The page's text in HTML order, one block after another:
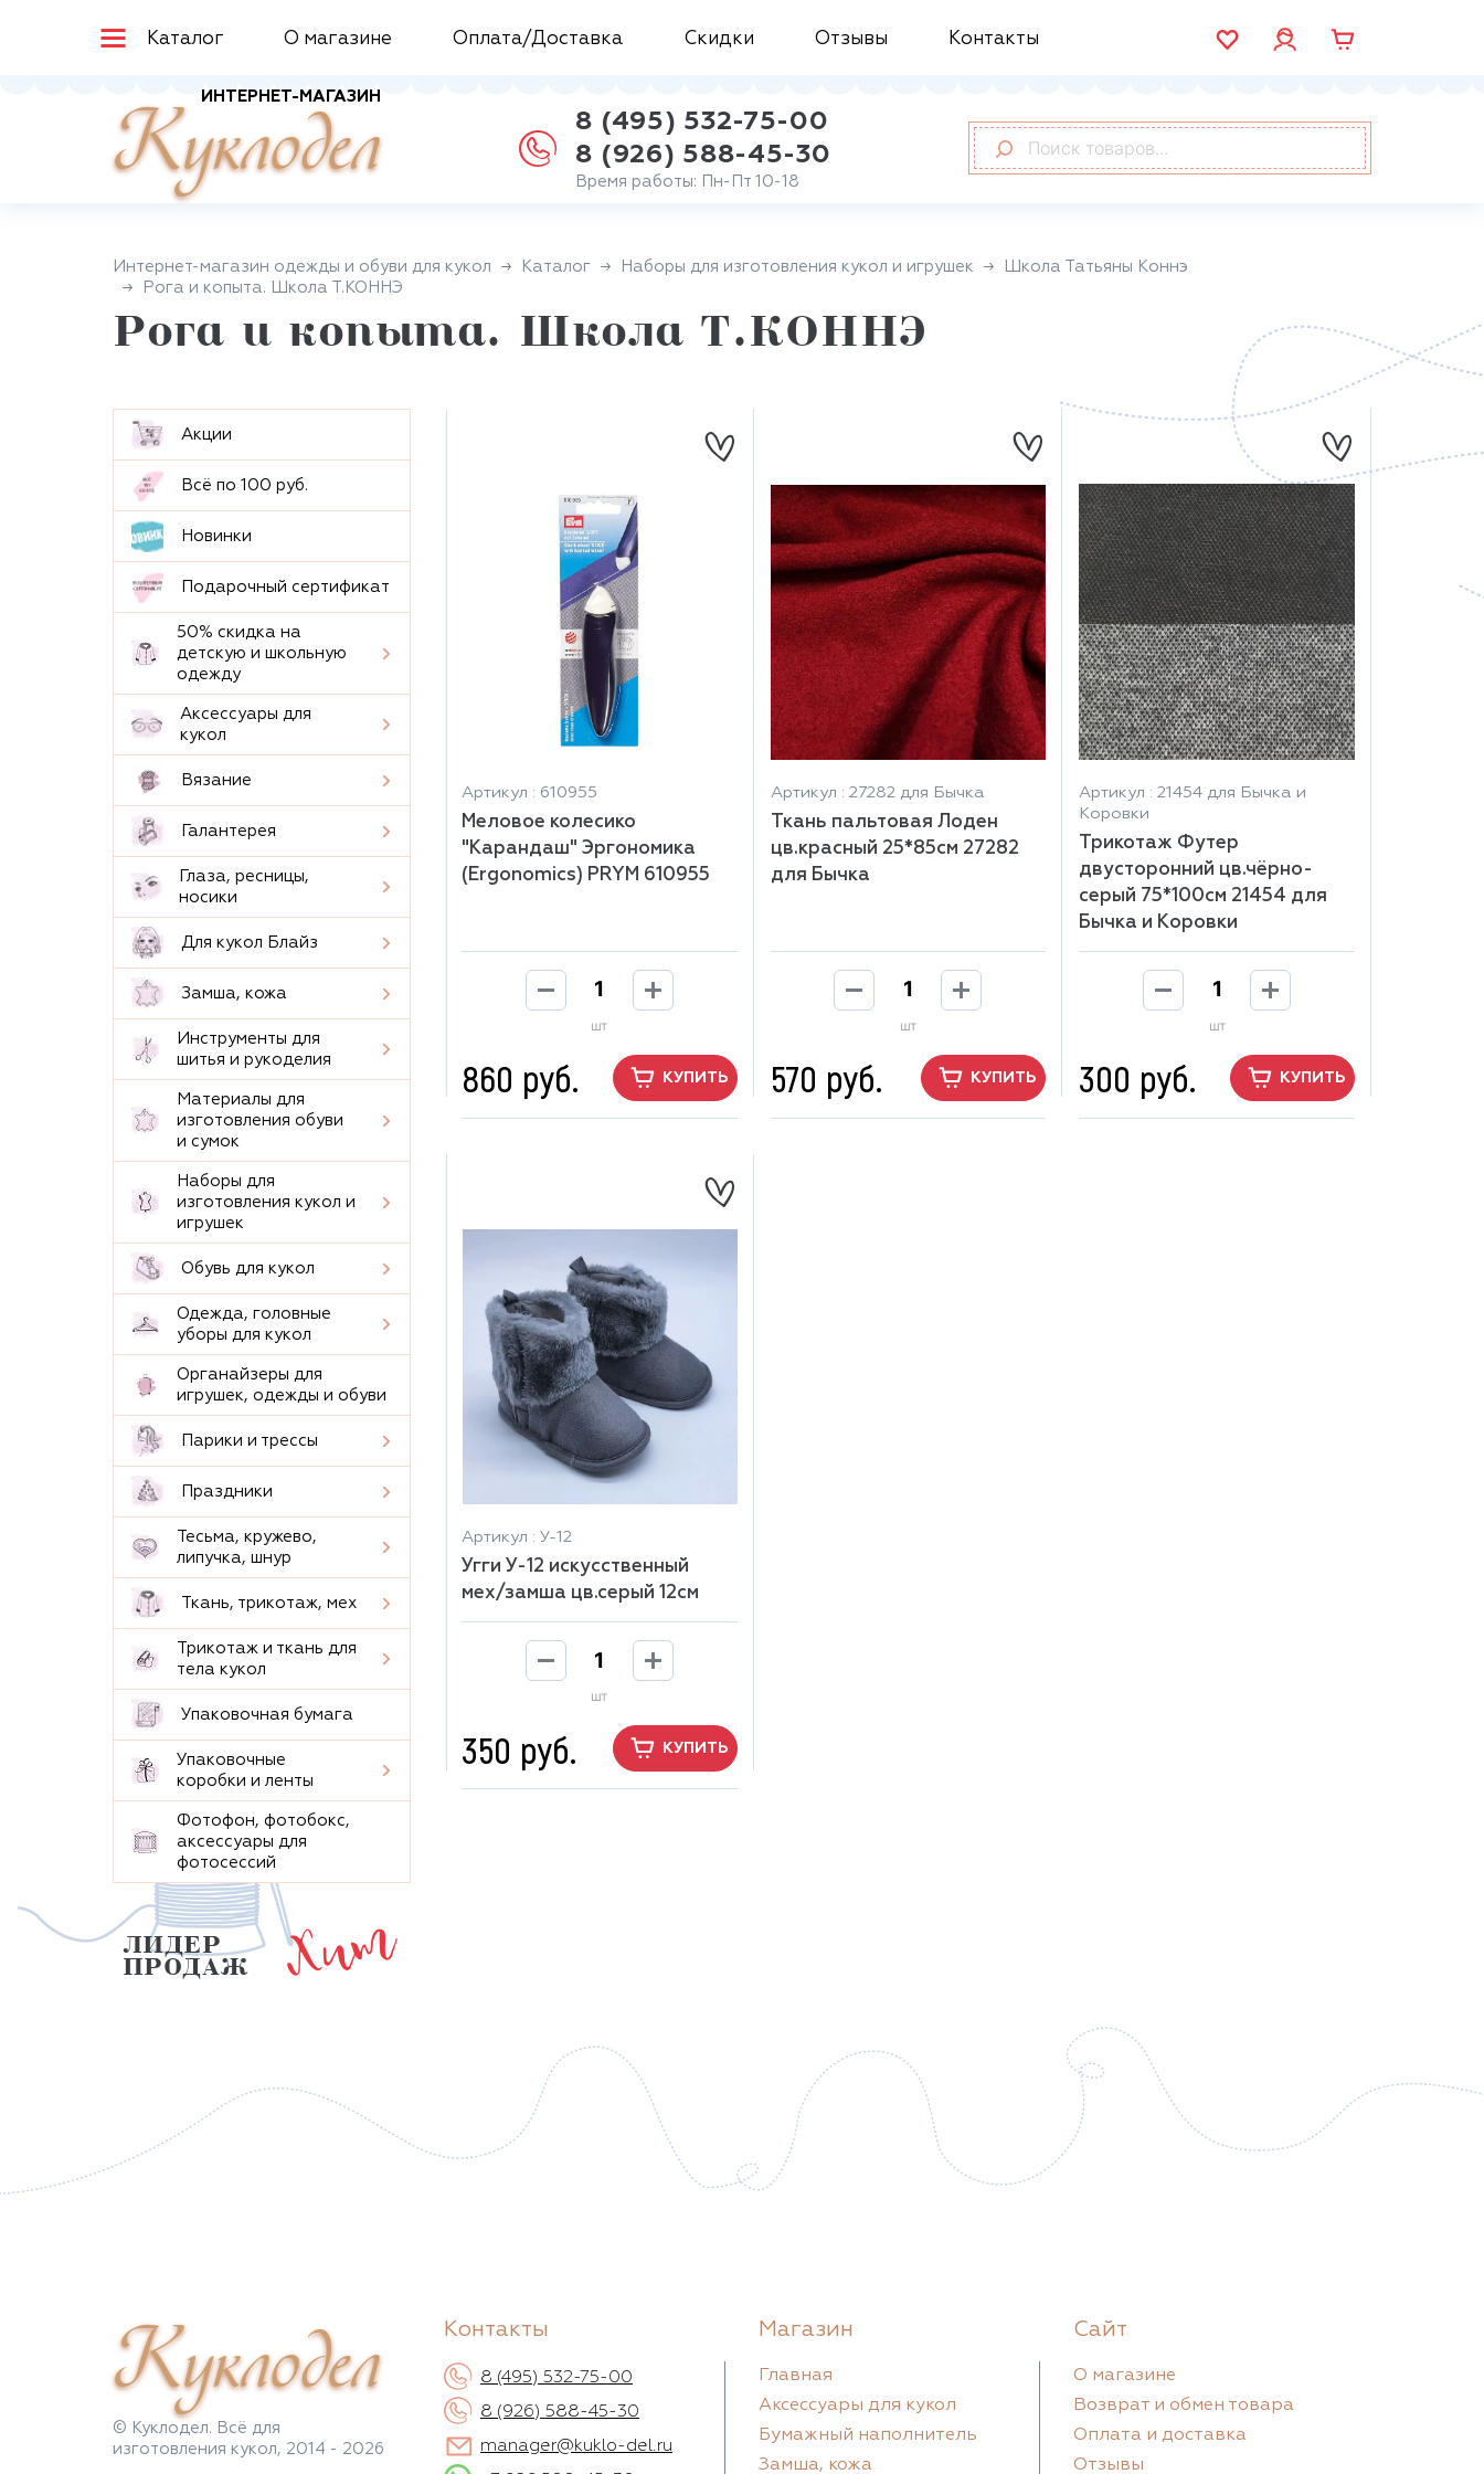
Каталог О магазине Оплата/Доставка Скидки Отзывы Контакты
ИНТЕРНЕТ-МАГАЗИН
Куклодел
8 (495) 532-75-00
8 (926) 588-45-30
Время работы: Пн-Пт 10-18
Интернет-магазин одежды и обуви для кукол Каталог Наборы для изготовления кукол и игрушек
Школа Татьяны Коннэ
Рога и копыта. Школа Т.КОННЭ
Рога и копыта. Школа Т.КОННЭ
Артикул : 610955
Меловое колесико
"Карандаш" Эргономика
(Ergonomics) PRYM 610955
шт
860 руб. КУПИТЬ
Артикул : 27282 для Бычка
Ткань пальтовая Лоден
цв.красный 25*85см 27282
для Бычка
шт
570 руб. КУПИТЬ
Артикул : 21454 для Бычка и
Коровки
Трикотаж Футер
двусторонний цв.чёрно-
серый 75*100см 21454 для
Бычка и Коровки
шт
300 руб. КУПИТЬ
Артикул : У-12
Угги У-12 искусственный
мех/замша цв.серый 12см
шт
350 руб. КУПИТЬ
Aкции
Всё по 100 руб.
Новинки
Подарочный сертификат
50% скидка на
детскую и школьную
одежду
Аксессуары для
кукол
Вязание
Галантерея
Глаза, ресницы,
носики
Для кукол Блайз
Замша, кожа
Инструменты для
шитья и рукоделия
Материалы для
изготовления обуви
и сумок
Наборы для
изготовления кукол и
игрушек
Обувь для кукол
Одежда, головные
уборы для кукол
Органайзеры для
игрушек, одежды и обуви
Парики и трессы
Праздники
Тесьма, кружево,
липучка, шнур
Ткань, трикотаж, мех
Трикотаж и ткань для
тела кукол
Упаковочная бумага
Упаковочные
коробки и ленты
Фотофон, фотобокс,
аксессуары для
фотосессий
ЛИДЕР
ПРОДАЖ
Хит
Куклодел
© Куклодел. Всё для
изготовления кукол, 2014 - 2026
Контакты
8 (495) 532-75-00
8 (926) 588-45-30
manager@kuklo-del.ru
Магазин
Главная
Аксессуары для кукол
Бумажный наполнитель
Замша, кожа
Сайт
О магазине
Возврат и обмен товара
Оплата и доставка
Отзывы